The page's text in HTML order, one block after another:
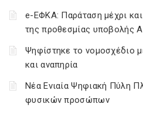
e-ΕΦΚΑ: Παράταση μέχρι
της προθεσμίας υποβολής
Ψηφίστηκε το νομοσχέδιο
και αναπηρία
Νέα Ενιαία Ψηφιακή Πύλη
φυσικών προσώπων